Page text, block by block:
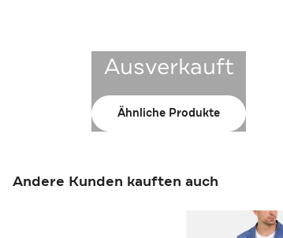
Ausverkauft
Ähnliche Produkte
Andere Kunden kauften auch